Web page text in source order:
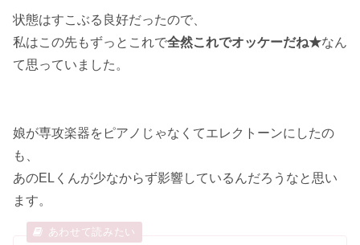
状態はすこぶる良好だったので、
私はこの先もずっとこれで全然これでオッケーだね★なん
て思っていました。
娘が専攻楽器をピアノじゃなくてエレクトーンにしたの
も、
あのELくんが少なからず影響しているんだろうなと思い
ます。